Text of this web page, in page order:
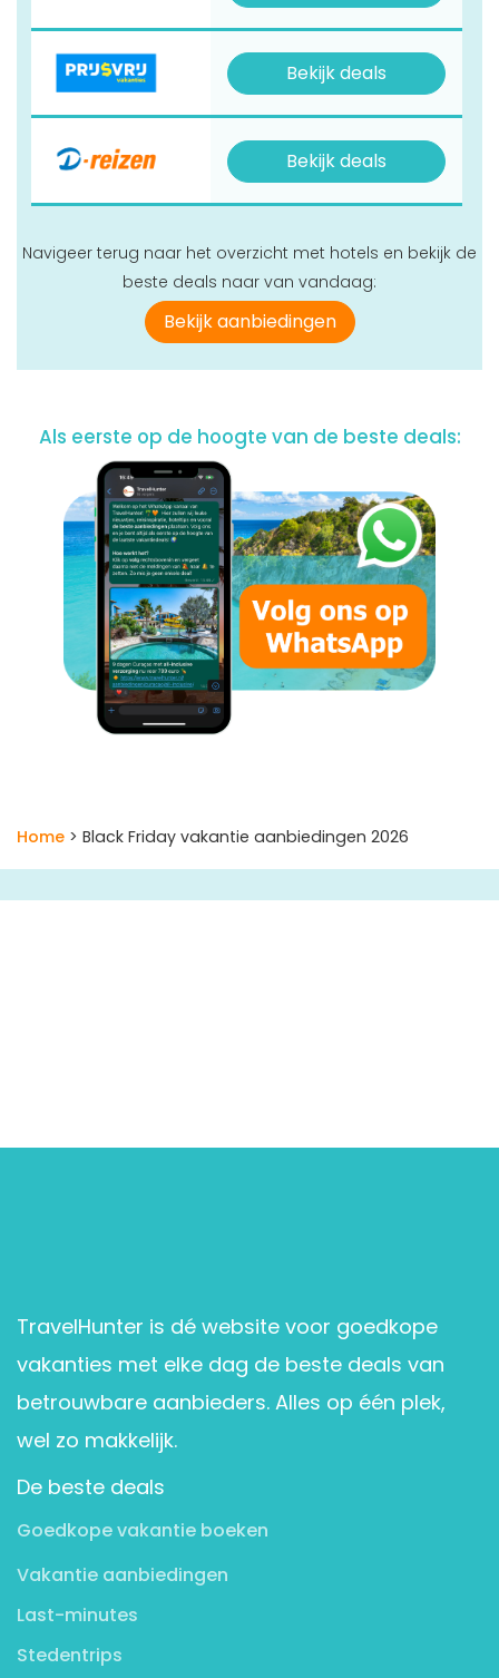
Bekijk deals
Bekijk deals
Navigeer terug naar het overzicht met hotels en bekijk de
beste deals naar van vandaag:
Bekijk aanbiedingen
Als eerste op de hoogte van de beste deals:
Home > Black Friday vakantie aanbiedingen 2026
TravelHunter is dé website voor goedkope
vakanties met elke dag de beste deals van
betrouwbare aanbieders. Alles op één plek,
wel zo makkelijk.
De beste deals
Goedkope vakantie boeken
Vakantie aanbiedingen
Last-minutes
Stedentrips